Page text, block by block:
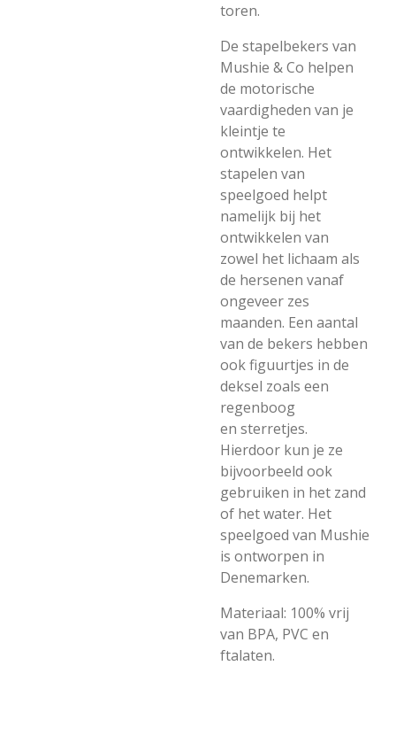
toren.
De stapelbekers van
Mushie & Co helpen
de motorische
vaardigheden van je
kleintje te
ontwikkelen. Het
stapelen van
speelgoed helpt
namelijk bij het
ontwikkelen van
zowel het lichaam als
de hersenen vanaf
ongeveer zes
maanden. Een aantal
van de bekers hebben
ook figuurtjes in de
deksel zoals een
regenboog
en sterretjes.
Hierdoor kun je ze
bijvoorbeeld ook
gebruiken in het zand
of het water. Het
speelgoed van Mushie
is ontworpen in
Denemarken.
Materiaal: 100% vrij
van BPA, PVC en
ftalaten.